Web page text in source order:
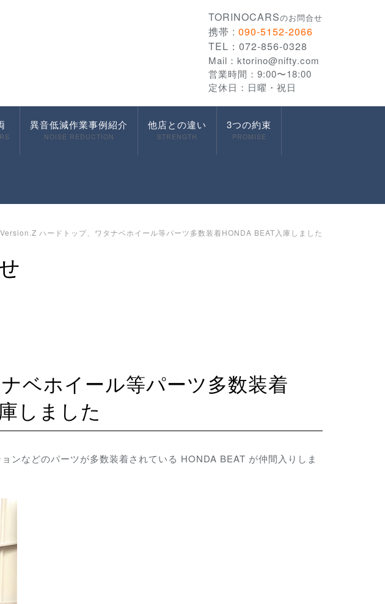
TORINOCARSのお問合せ
携帯 : 090-5152-2066
TEL：072-856-0328
Mail： ktorino@nifty.com
営業時間：9:00〜18:00
定休日：日曜・祝日
異音低減作業事例紹介
NOISE REDUCTION
他店との違い
STRENGTH
3つの約束
PROMISE
ハードトップ、ワタナベホイール等パーツ多数装着HONDA BEAT入庫しました
しました
ンなどのパーツが多数装着されている HONDA BEAT が仲間入りしま